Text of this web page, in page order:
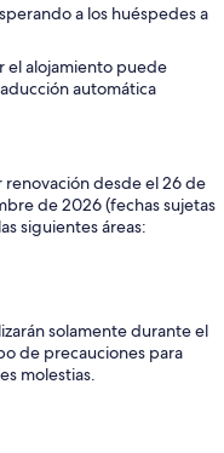
a los huéspedes a
el alojamiento puede
automática
renovación desde el 26 de
de 2026 (fechas sujetas
siguientes áreas:
solamente durante el
de precauciones para
molestias.